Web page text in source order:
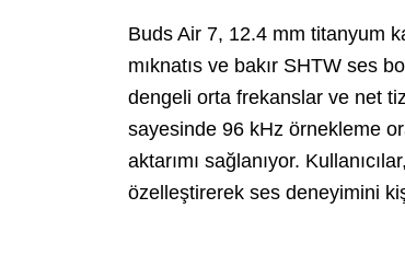
Buds Air 7, 12.4 mm titanyum
mıknatıs ve bakır SHTW ses
dengeli orta frekanslar ve net
sayesinde 96 kHz örnekleme
aktarımı sağlanıyor.
özelleştirerek ses deneyimini